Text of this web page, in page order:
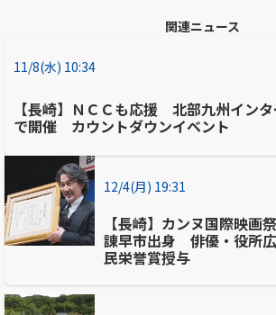
関連ニュース
11/8(水) 10:34
【長崎】ＮＣＣも応援 北部九州イン
で開催 カウントダウンイベント
12/4(月) 19:31
【長崎】カンヌ国際映
諌早市出身 俳優・役所
民栄誉賞授与